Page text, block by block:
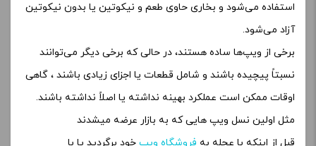
استفاده می‌شود و بخاری حاوی طعم و نیکوتین یا بدون نیکوتین
آزاد می‌شود.
برخی از ویپ‌ها ساده هستند، در حالی که برخی دیگر می‌توانند
نسبتاً پیچیده باشند و شامل قطعات یا اجزای زیادی باشند ، گاهی
اوقات ممکن است عملکرد بهینه نداشته یا اصلاً نداشته باشند.
مثل اولین نسل ویپ هایی که به بازار عرضه میشدند
قبل از اینکه با عجله به فروشگاه ویپ خود برگردید یا با